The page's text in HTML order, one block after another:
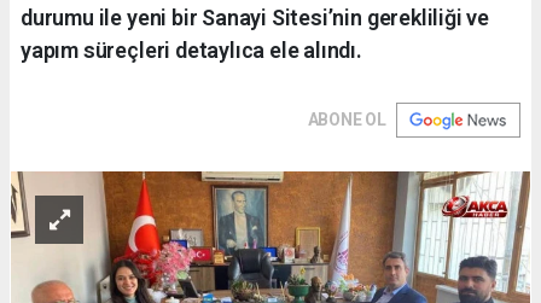
durumu ile yeni bir Sanayi Sitesi’nin gerekliliği ve
yapım süreçleri detaylıca ele alındı.
ABONE OL